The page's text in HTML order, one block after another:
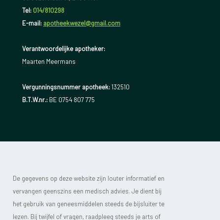
Tel: 014/810298
E-mail: apotheekwezel@gmail.com
Verantwoordelijke apotheker:
Maarten Meermans
Vergunningsnummer apotheek:132510
B.T.W.nr.:BE 0754 807 775
De gegevens op deze website zijn louter informatief en
vervangen geenszins een medisch advies. Je dient bij
het gebruik van geneesmiddelen steeds de bijsluiter te
lezen. Bij twijfel of vragen, raadpleeg steeds je arts of